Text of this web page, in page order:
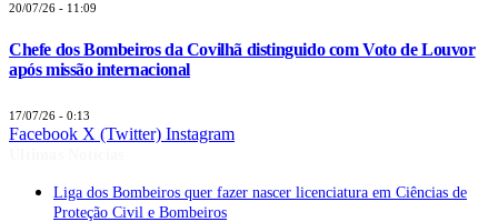
20/07/26 - 11:09
Chefe dos Bombeiros da Covilhã distinguido com Voto de Louvor
após missão internacional
17/07/26 - 0:13
Facebook X (Twitter) Instagram
Liga dos Bombeiros quer fazer nascer licenciatura em Ciências de
Proteção Civil e Bombeiros